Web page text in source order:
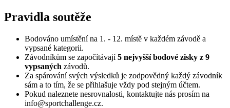
Pravidla soutěže
Bodováno umístění na 1. - 12. místě v každém závodě a
vypsané kategorii.
Závodníkům se započítávají5 nejvyšší bodové zisky z 9
vypsaných závodů.
Za spárování svých výsledků je zodpovědný každý závodník
sám a to tím, že se přihlašuje vždy pod stejným účtem.
Pokud naleznete nesrovnalosti, kontaktujte nás prosím na
info@sportchallenge.cz.